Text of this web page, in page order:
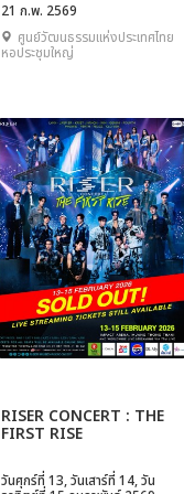
21 ก.พ. 2569
ศูนย์วัฒนธรรมแห่งประเทศไทย
หอประชุมใหญ่
RISER CONCERT : THE
FIRST RISE
วันศุกร์ที่ 13, วันเสาร์ที่ 14, วัน